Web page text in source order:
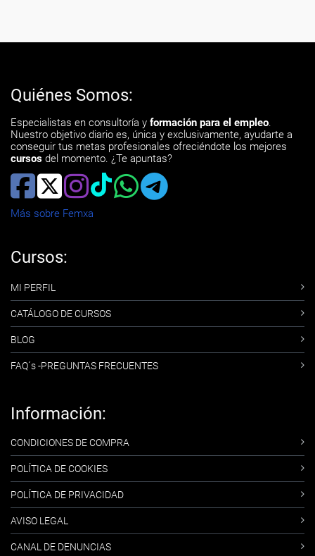
Quiénes Somos:
Especialistas en consultoría y formación para el empleo.
Nuestro objetivo diario es, única y exclusivamente, ayudarte a
conseguir tus metas profesionales ofreciéndote los mejores
cursos del momento. ¿Te apuntas?
Más sobre Femxa
Cursos:
MI PERFIL
CATÁLOGO DE CURSOS
BLOG
FAQ´s -PREGUNTAS FRECUENTES
Información:
CONDICIONES DE COMPRA
POLÍTICA DE COOKIES
POLÍTICA DE PRIVACIDAD
AVISO LEGAL
CANAL DE DENUNCIAS